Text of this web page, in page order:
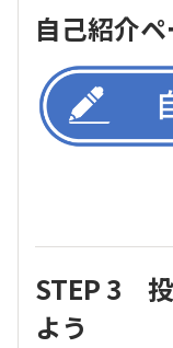
自己紹介
STEP 3
よう